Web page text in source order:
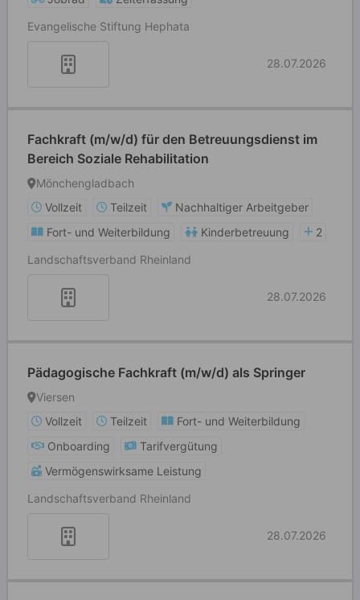
Evangelische Stiftung Hephata
28.07.2026
Fachkraft (m/w/d) für den Betreuungsdienst im
Bereich Soziale Rehabilitation
Mönchengladbach
Vollzeit
Teilzeit
Nachhaltiger Arbeitgeber
Fort- und Weiterbildung
Kinderbetreuung
2
Landschaftsverband Rheinland
28.07.2026
Pädagogische Fachkraft (m/w/d) als Springer
Viersen
Vollzeit
Teilzeit
Fort- und Weiterbildung
Onboarding
Tarifvergütung
Vermögenswirksame Leistung
Landschaftsverband Rheinland
28.07.2026